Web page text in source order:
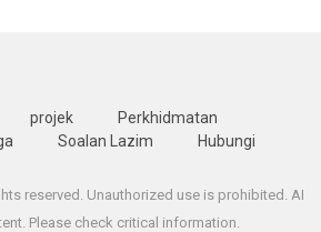
projek
Perkhidmatan
Soalan Lazim Hubungi
reserved. Unauthorized use is prohibited. AI
Please check critical information.